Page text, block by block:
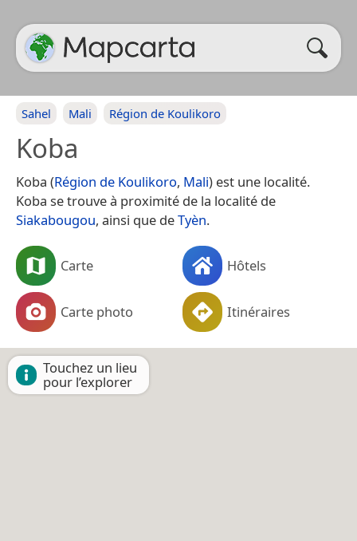
Sahel Mali Région de Koulikoro
Koba
Koba (Région de Koulikoro, Mali) est une localité.
Koba se trouve à proximité de la localité de
Siakabougou, ainsi que deTyèn.
Carte Hôtels
Carte photo Itinéraires
Touchez un lieu
pour l’explorer